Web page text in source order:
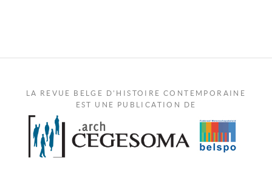
LA REVUE BELGE D'HISTOIRE CONTEMPORAINE
EST UNE PUBLICATION DE